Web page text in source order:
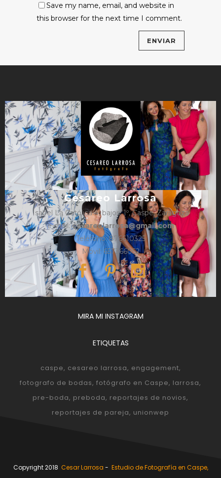
Save my name, email, and website in
this browser for the next time I comment.
Cesareo Larrosa
Isabel La Católica 4, bajos, 1º, Caspe, Zaragoza
e-mail:cesareolarrosa@gmail.com
Teléfono: 876610325
Móvil: 657366052
MIRA MI INSTAGRAM
ETIQUETAS
caspe cesareo larrosa engagement
fotografo de bodas fotógrafo en Caspe larrosa
pre-boda preboda reportajes de novios
reportajes de pareja unionwep
Copyright 2018 Cesar Larrosa - Estudio de Fotografía en Caspe,